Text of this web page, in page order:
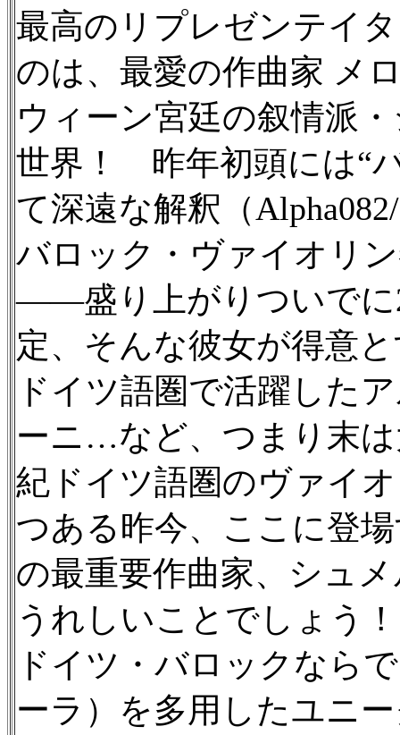
最高のリプレゼンテイ
のは、最愛の作曲家 メ
ウィーン宮廷の叙情派
世界！ 昨年初頭には“
て深遠な解釈（
バロック・ヴァイオリ
——盛り上がりついでに
定、そんな彼女が得意
ドイツ語圏で活躍した
ーニ…など、つまり末
紀ドイツ語圏のヴァイ
つある昨今、ここに登
の最重要作曲家、シュ
うれしいことでしょう
ドイツ・バロックなら
ーラ）を多用したユニ